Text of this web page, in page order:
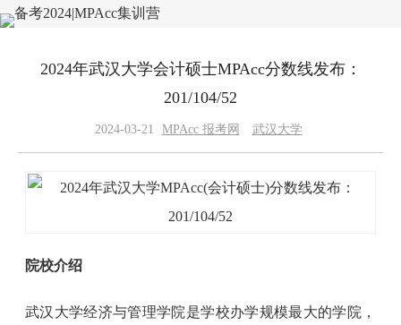
2024年武汉大学会计硕士MPAcc分数线发布：
201/104/52
2024-03-21 MPAcc 报考网 武汉大学
院校介绍
武汉大学经济与管理学院是学校办学规模最大的学院，